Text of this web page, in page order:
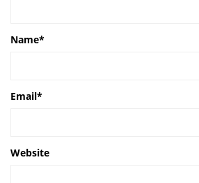
Name*
Email*
Website